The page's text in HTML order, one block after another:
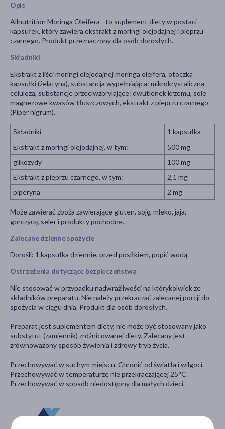
Opis
Allnutrition Moringa Oleifera - to suplement diety w postaci
kapsułek, który zawiera ekstrakt z moringi olejodajnej i pieprzu
czarnego. Produkt przeznaczony dla osób dorosłych.
Składniki
Ekstrakt z liści moringi olejodajnej moringa oleifera, otoczka
kapsułki (żelatyna), substancja wypełniająca: mikrokrystaliczna
celuloza, substancje przeciwzbrylające: dwutlenek krzemu, sole
magnezowe kwasów tłuszczowych, ekstrakt z pieprzu czarnego
(Piper nigrum).
Składniki
1 kapsułka
Ekstrakt z moringi olejodajnej, w tym:
500 mg
glikozydy
100 mg
Ekstrakt z pieprzu czarnego, w tym:
2,1 mg
piperyna
2 mg
Może zawierać zboża zawierające gluten, soję, mleko, jaja,
gorczycę, seler i produkty pochodne.
Zalecane dzienne spożycie
Dorośli: 1 kapsułka dziennie, przed posiłkiem, popić wodą.
Ostrzeżenia dotyczące bezpieczeństwa
Nie stosować w przypadku nadwrażliwości na którykolwiek ze
składników preparatu. Nie należy przekraczać zalecanej porcji do
spożycia w ciągu dnia. Produkt dla osób dorosłych.
Preparat jest suplementem diety, nie może być stosowany jako
substytut (zamiennik) zróżnicowanej diety. Zalecany jest
zrównoważony sposób żywienia i zdrowy tryb życia.
Przechowywać w suchym miejscu. Chronić od światła i wilgoci.
Przechowywać w temperaturze nie przekraczającej 25°C.
Przechowywać w sposób niedostępny dla małych dzieci.